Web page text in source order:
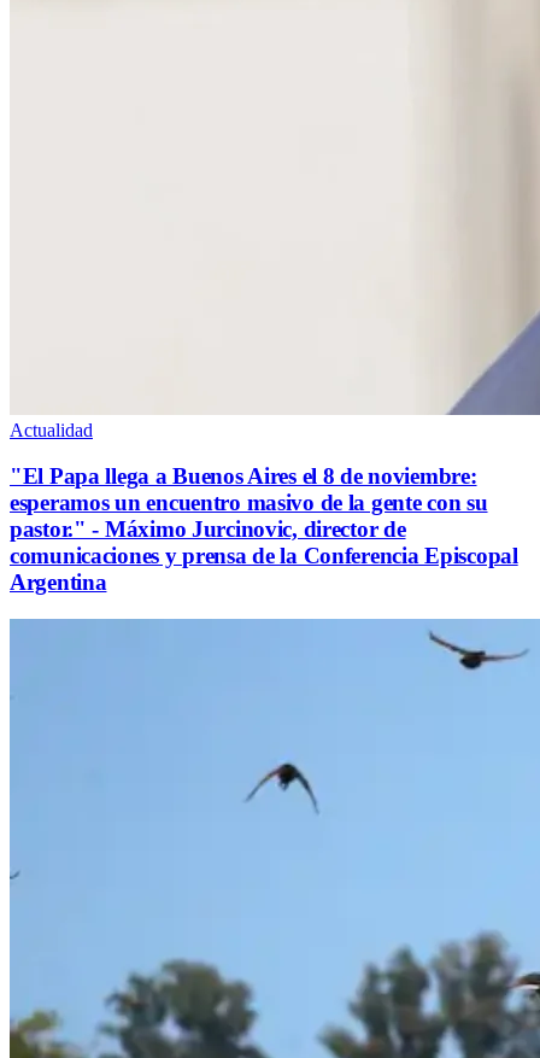
Actualidad
"El Papa llega a Buenos Aires el 8 de noviembre:
esperamos un encuentro masivo de la gente con su
pastor." - Máximo Jurcinovic, director de
comunicaciones y prensa de la Conferencia Episcopal
Argentina